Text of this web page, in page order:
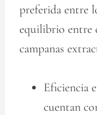
preferida entre
equilibrio entre
campanas
Eficiencia
cuentan